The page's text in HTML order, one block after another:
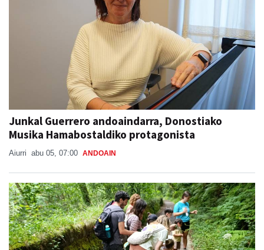
Junkal Guerrero andoaindarra, Donostiako
Musika Hamabostaldiko protagonista
Aiurri abu 05, 07:00 ANDOAIN